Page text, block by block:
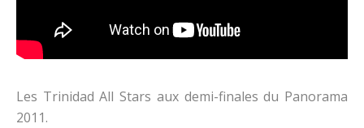
Les Trinidad All Stars aux demi-finales du Panorama
2011.